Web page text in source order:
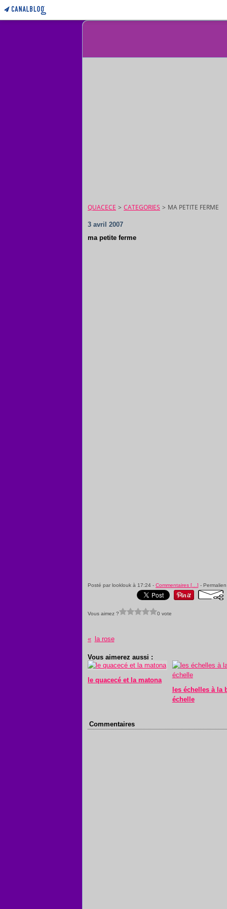
QUACECE > CATEGORIES > MA PETITE FERME
3 avril 2007
ma petite ferme
Posté par looklouk à 17:24 - Commentaires [ ] -
Vous aimez ? 0 vote
la rose
Vous aimerez aussi :
le quacecé et la matona
les échelles à la
échelle
Commentaires